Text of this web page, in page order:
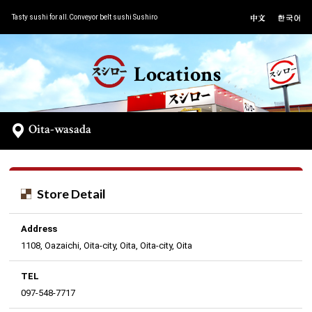
Tasty sushi for all.Conveyor belt sushi Sushiro
Locations
Oita-wasada
Store Detail
Address
1108, Oazaichi, Oita-city, Oita, Oita-city, Oita
TEL
097-548-7717